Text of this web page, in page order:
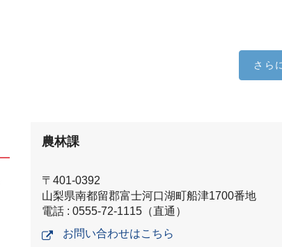
さら
農林課
〒401-0392
山梨県南都留郡富士河口湖町船津1700番地
電話 : 0555-72-1115（直通）
お問い合わせはこちら